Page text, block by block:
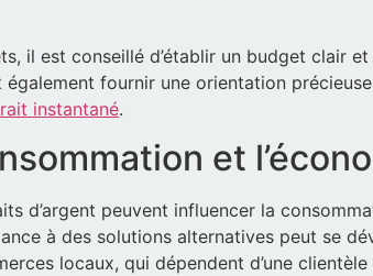
il est conseillé d’établir un budget clair
fournir une orientation
instantané.
et
d’argent peuvent influencer la
à des solutions alternatives peut se
locaux, qui dépendent d’une